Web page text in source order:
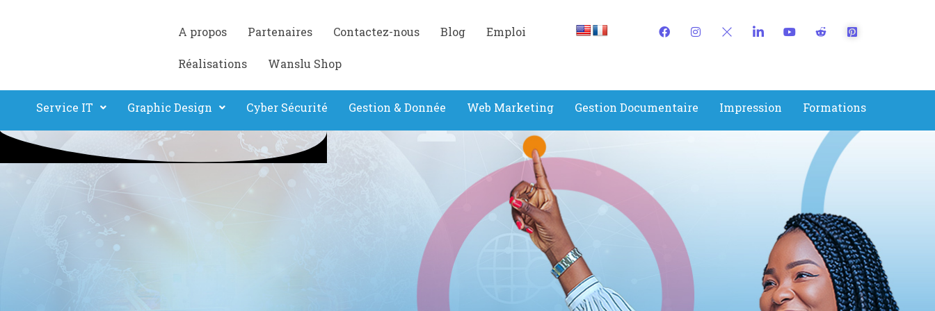
A propos Partenaires Contactez-nous Blog Emploi
Réalisations Wanslu Shop
Service IT Graphic Design Cyber Sécurité Gestion & Donnée Web Marketing Gestion Documentaire Impression Formations